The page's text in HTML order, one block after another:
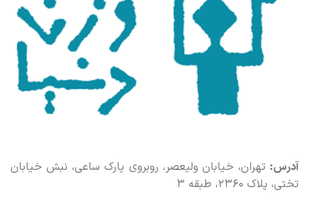
آدرس: تهران، خیابان ولیعصر، روبروی پارک ساعی، نبش خیابان
تختی، پلاک ۲۳۶۰، طبقه ۳